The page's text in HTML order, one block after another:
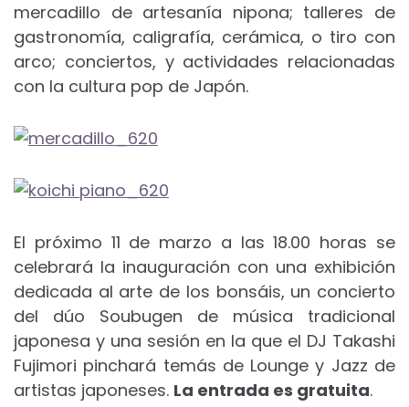
mercadillo de artesanía nipona; talleres de
gastronomía, caligrafía, cerámica, o tiro con
arco; conciertos, y actividades relacionadas
con la cultura pop de Japón.
El próximo 11 de marzo a las 18.00 horas se
celebrará la inauguración con una exhibición
dedicada al arte de los bonsáis, un concierto
del dúo Soubugen de música tradicional
japonesa y una sesión en la que el DJ Takashi
Fujimori pinchará temás de Lounge y Jazz de
artistas japoneses. La entrada es gratuita.